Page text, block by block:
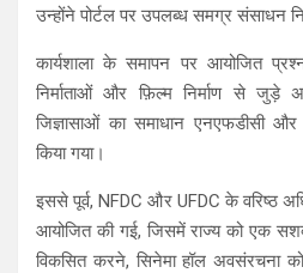
उन्होंने पोर्टल पर उपलब्ध समग्र संसाधन
कार्यशाला के समापन पर आयोजित
निर्माताओं और फ़िल्म निर्माण से जुड़े
जिज्ञासाओं का समाधान एनएफडीसी और
किया गया।
इससे पूर्व, NFDC और UFDC के वरिष्ठ
आयोजित की गई, जिसमें राज्य को एक
विकसित करने, सिनेमा हॉल अवसंरचना को